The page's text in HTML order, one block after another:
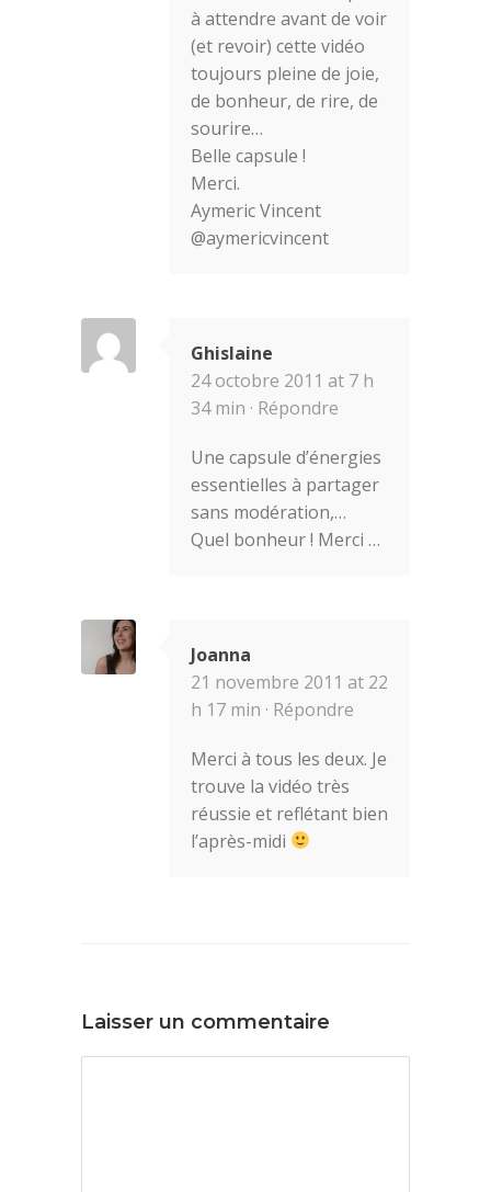
à attendre avant de voir
(et revoir) cette vidéo
toujours pleine de joie,
de bonheur, de rire, de
sourire…
Belle capsule !
Merci.
Aymeric Vincent
@aymericvincent
Ghislaine
24 octobre 2011 at 7 h
34 min · Répondre
Une capsule d’énergies
essentielles à partager
sans modération,…
Quel bonheur ! Merci …
Joanna
21 novembre 2011 at 22
h 17 min · Répondre
Merci à tous les deux. Je
trouve la vidéo très
réussie et reflétant bien
l’après-midi
Laisser un commentaire